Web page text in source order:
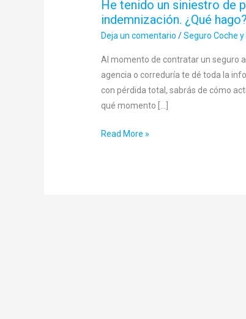
He tenido un siniestro de
indemnización. ¿Qué hago?
Deja un comentario /Seguro Coche
Al momento de contratar un seguro
agencia o correduría te dé toda la
con pérdida total, sabrás de cómo
qué momento […]
Read More »